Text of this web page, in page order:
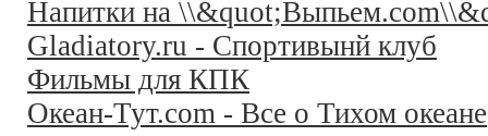
Напитки на
Gladiatory.ru - Спортивынй клуб
Фильмы для КПК
Океан-Тут.com - Все о Тихом океане